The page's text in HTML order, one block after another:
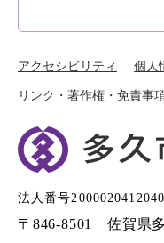
アクセシビリティ 個人
リンク・著作権・免責事
法人番号2000020412040
〒846-8501 佐賀県